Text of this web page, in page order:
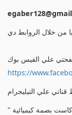
من خلال الروابط دي
علي الفيس بوك
https://
قناتي علي التيليجرام